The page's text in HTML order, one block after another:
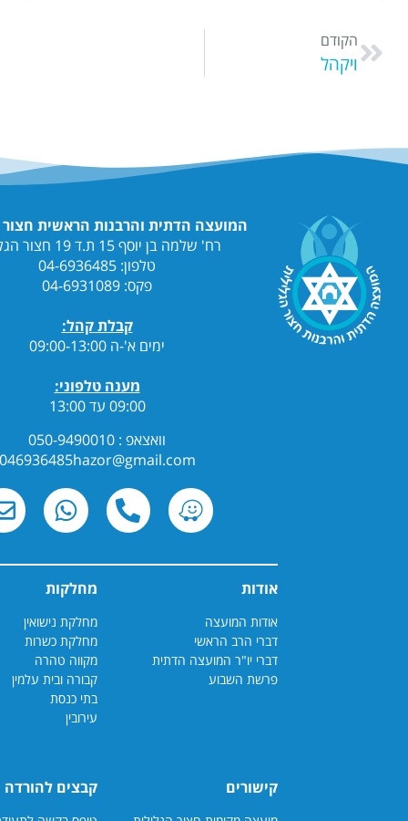
המועצה הדתית והרבנות הראשית חצור הגלילית
רח' שלמה בן יוסף 15 ת.ד 19 חצור הגלילית
מענה טלפוני:
046936485hazor@gmail.com
דברי יו"ר המועצה הדתית
מקווה טהרה
קבורה ובית עלמין
קבצים להורדה